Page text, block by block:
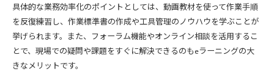
具体的な業務効率化のポイントとしては、動画教材を使って作業手順
を反復練習し、作業標準書の作成や工具管理のノウハウを学ぶことが
挙げられます。また、フォーラム機能やオンライン相談を活用するこ
とで、現場での疑問や課題をすぐに解決できるのもeラーニングの大
きなメリットです。